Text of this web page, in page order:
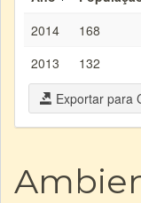
2014
168
2013
132
Exportar para